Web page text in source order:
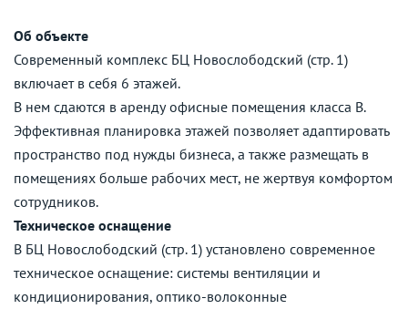
Об объекте
Современный комплекс БЦ Новослободский (стр. 1)
включает в себя 6 этажей.
В нем сдаются в аренду офисные помещения класса B.
Эффективная планировка этажей позволяет адаптировать
пространство под нужды бизнеса, а также размещать в
помещениях больше рабочих мест, не жертвуя комфортом
сотрудников.
Техническое оснащение
В БЦ Новослободский (стр. 1) установлено современное
техническое оснащение: системы вентиляции и
кондиционирования, оптико-волоконные